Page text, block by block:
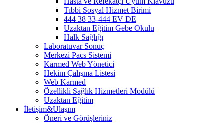
Tıbbi Sosyal Hizmet Birimi
444 38 33-444 EV DE
Uzaktan Eğitim Gebe Okulu
Halk Sağlığı
Laboratuvar Sonuç
Merkezi Pacs Sistemi
Karmed Web Yönetici
Hekim Çalışma Listesi
Web Karmed
Özellikli Sağlık Hizmetleri Modülü
Uzaktan Eğitim
İletişim&Ulaşım
Öneri ve Görüşleriniz